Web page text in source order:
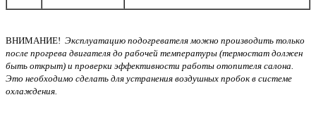
ВНИМАНИЕ! Эксплуатацию подогревателя можно производить только
после прогрева двигателя до рабочей температуры (термостат должен
быть открыт) и проверки эффективности работы отопителя салона.
Это необходимо сделать для устранения воздушных пробок в системе
охлаждения.